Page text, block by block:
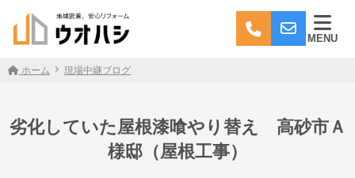
MENU
ホーム 現場中継ブログ
劣化していた屋根漆喰やり替え 高砂市Ａ
様邸（屋根工事）